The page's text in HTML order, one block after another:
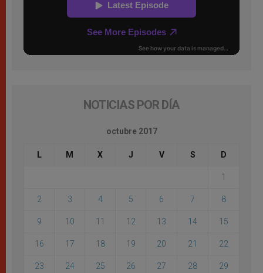
NOTICIAS POR DÍA
octubre 2017
L M X J V S D
1
2 3 4 5 6 7 8
9 10 11 12 13 14 15
16 17 18 19 20 21 22
23 24 25 26 27 28 29